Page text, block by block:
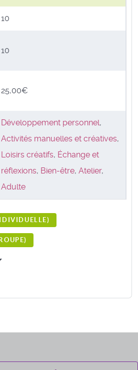
10
10
25,00€
Développement personnel,
Activités manuelles et créatives,
Loisirs créatifs, Échange et
réflexions, Bien-être, Atelier,
Adulte
)
)